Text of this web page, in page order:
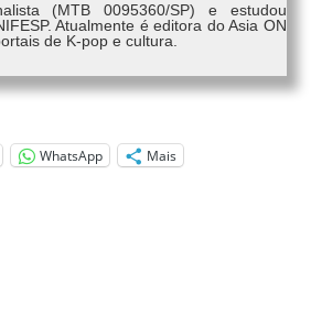
(MTB 0095360/SP) e estudou
Atualmente é editora do Asia ON
de K-pop e cultura.
WhatsApp Mais